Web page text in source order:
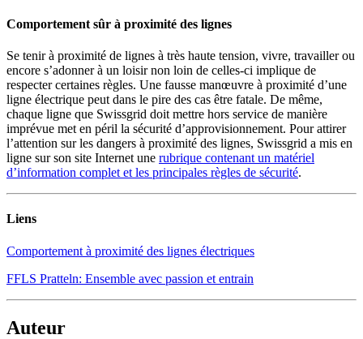
Comportement sûr à proximité des lignes
Se tenir à proximité de lignes à très haute tension, vivre, travailler ou
encore s’adonner à un loisir non loin de celles-ci implique de
respecter certaines règles. Une fausse manœuvre à proximité d’une
ligne électrique peut dans le pire des cas être fatale. De même,
chaque ligne que Swissgrid doit mettre hors service de manière
imprévue met en péril la sécurité d’approvisionnement. Pour attirer
l’attention sur les dangers à proximité des lignes, Swissgrid a mis en
ligne sur son site Internet une rubrique contenant un matériel
d’information complet et les principales règles de sécurité.
Liens
Comportement à proximité des lignes électriques
FFLS Pratteln: Ensemble avec passion et entrain
Auteur